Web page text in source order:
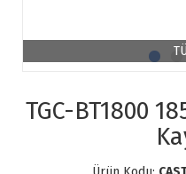
TGC-BT1800